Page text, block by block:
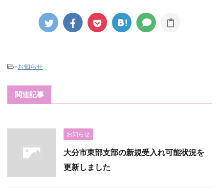
-お知らせ
関連記事
お知らせ
大分市東部支部の新規受入れ可能状況を
更新しました